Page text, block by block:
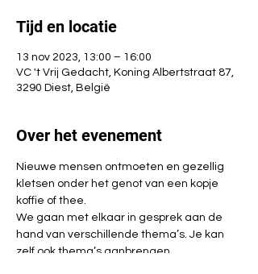
Tijd en locatie
13 nov 2023, 13:00 – 16:00
VC 't Vrij Gedacht, Koning Albertstraat 87,
3290 Diest, België
Over het evenement
Nieuwe mensen ontmoeten en gezellig
kletsen onder het genot van een kopje
koffie of thee.
We gaan met elkaar in gesprek aan de
hand van verschillende thema’s. Je kan
zelf ook thema’s aanbrengen.